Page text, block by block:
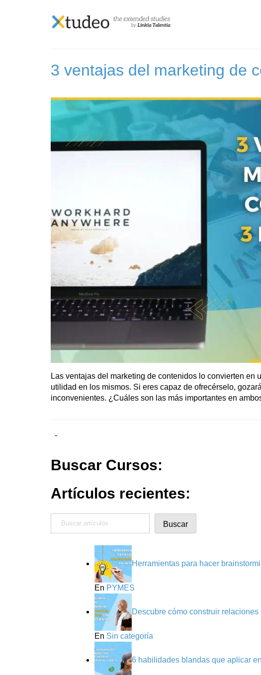
Etiqueta:marketing
3 ventajas del marketing de
Las ventajas del marketing de contenidos lo convierten
utilidad en los mismos. Si eres capaz de ofrecérselo,
inconvenientes. ¿Cuáles son las más importantes en
-
Buscar Cursos:
Artículos recientes:
Buscar
Herramientas para hacer
En PYMES
Descubre cómo construir
En Sin categoría
6 habilidades blandas que aplicar